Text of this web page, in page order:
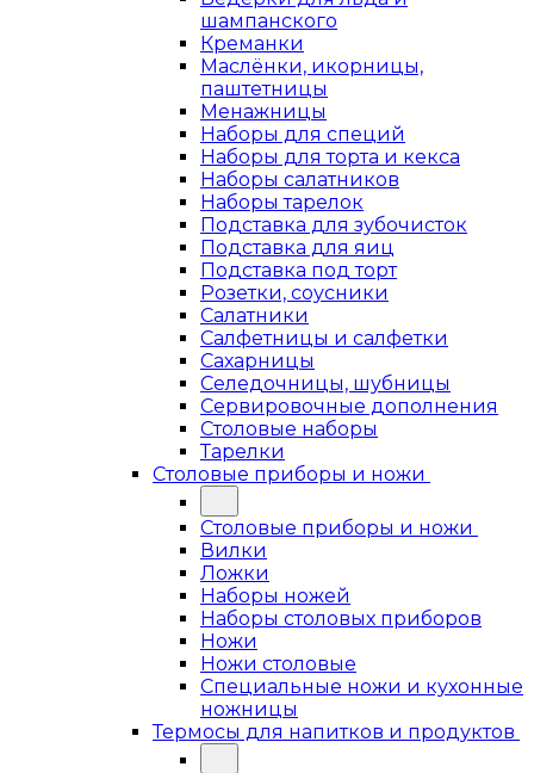
шампанского
Креманки
Маслёнки, икорницы,
паштетницы
Менажницы
Наборы для специй
Наборы для торта и кекса
Наборы салатников
Наборы тарелок
Подставка для зубочисток
Подставка для яиц
Подставка под торт
Розетки, соусники
Салатники
Салфетницы и салфетки
Сахарницы
Селедочницы, шубницы
Сервировочные дополнения
Столовые наборы
Тарелки
Столовые приборы и ножи
Столовые приборы и ножи
Вилки
Ложки
Наборы ножей
Наборы столовых приборов
Ножи
Ножи столовые
Специальные ножи и кухонные
ножницы
Термосы для напитков и продуктов